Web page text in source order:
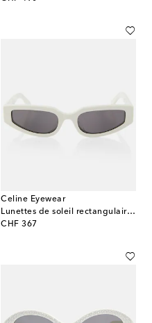
Celine Eyewear
Lunettes de soleil rectangulaires Triomphe
CHF 367
original price